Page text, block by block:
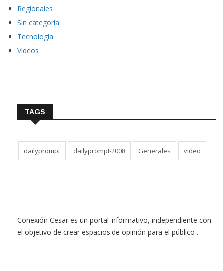
Regionales
Sin categoría
Tecnología
Videos
TAGS
dailyprompt dailyprompt-2008 Generales video
Conexión Cesar es un portal informativo, independiente con
el objetivo de crear espacios de opinión para el público .